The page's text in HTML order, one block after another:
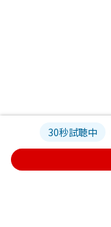
30秒試聴中